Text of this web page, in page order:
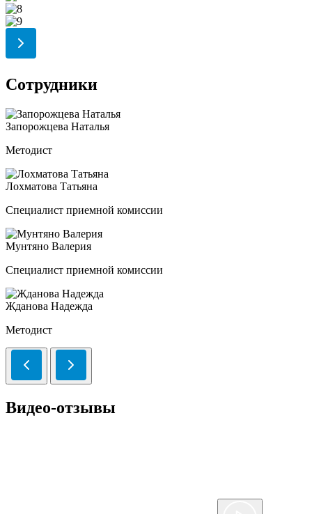
Сотрудники
Запорожцева Наталья
Методист
Лохматова Татьяна
Специалист приемной комиссии
Мунтяно Валерия
Специалист приемной комиссии
Жданова Надежда
Методист
Видео-отзывы